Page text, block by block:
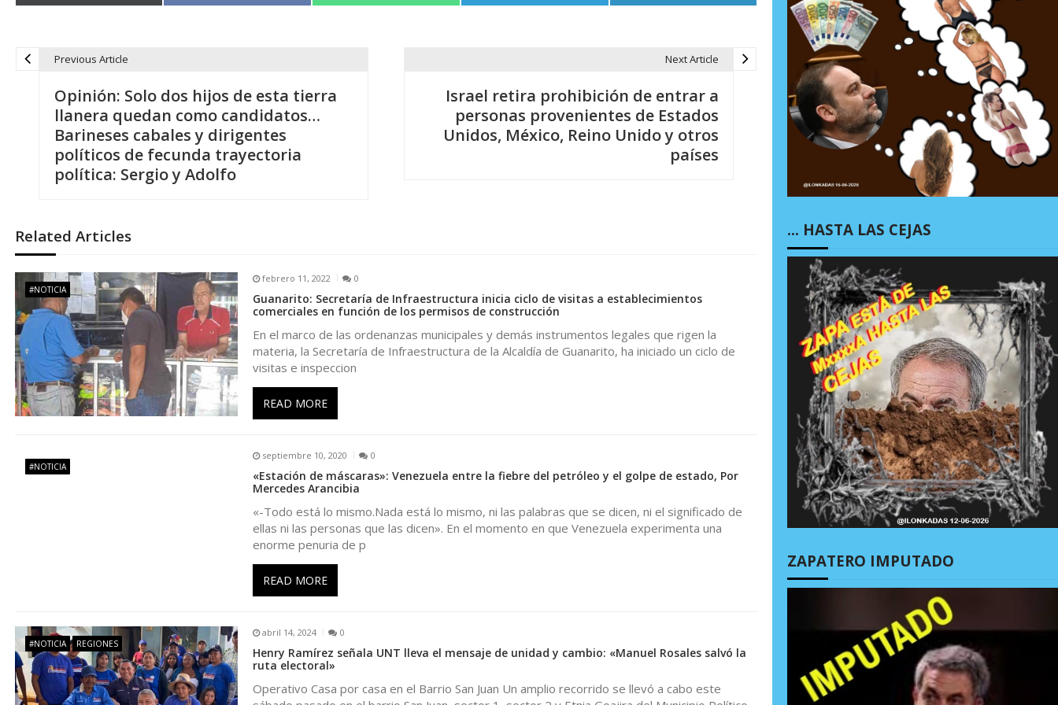
g
a
c
i
ó
d
t
r
Previous Article
Opinión: Solo dos hijos de esta tierra
llanera quedan como candidatos…
Barineses cabales y dirigentes
políticos de fecunda trayectoria
política: Sergio y Adolfo
Next Article
Israel retira prohibición de entrar a
personas provenientes de Estados
Unidos, México, Reino Unido y otros
países
Related Articles
#NOTICIA
febrero 11, 2022 0
Guanarito: Secretaría de Infraestructura inicia ciclo de visitas a establecimientos
comerciales en función de los permisos de construcción
En el marco de las ordenanzas municipales y demás instrumentos legales que rigen la
materia, la Secretaría de Infraestructura de la Alcaldía de Guanarito, ha iniciado un ciclo de
visitas e inspeccion
READ MORE
#NOTICIA
septiembre 10, 2020 0
«Estación de máscaras»: Venezuela entre la fiebre del petróleo y el golpe de estado, Por
Mercedes Arancibia
«-Todo está lo mismo.Nada está lo mismo, ni las palabras que se dicen, ni el significado de
ellas ni las personas que las dicen». En el momento en que Venezuela experimenta una
enorme penuria de p
READ MORE
#NOTICIA REGIONES
abril 14, 2024 0
Henry Ramírez señala UNT lleva el mensaje de unidad y cambio: «Manuel Rosales salvó la
ruta electoral»
Operativo Casa por casa en el Barrio San Juan Un amplio recorrido se llevó a cabo este
… HASTA LAS CEJAS
ZAPATERO IMPUTADO